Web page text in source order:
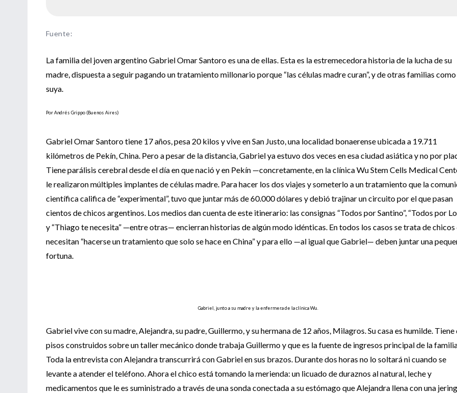
Fuente:
La familia del joven argentino Gabriel Omar Santoro es una de ellas. Esta es la estremecedora historia de la lucha de su
madre, dispuesta a seguir pagando un tratamiento millonario porque “las células madre curan”, y de otras familias
suya.
Por Andrés Grippo (Buenos Aires)
Gabriel Omar Santoro tiene 17 años, pesa 20 kilos y vive en San Justo, una localidad bonaerense ubicada a 19.711
kilómetros de Pekín, China. Pero a pesar de la distancia, Gabriel ya estuvo dos veces en esa ciudad asiática y no por
Tiene parálisis cerebral desde el día en que nació y en Pekín —concretamente, en la clínica Wu Stem Cells Medical
le realizaron múltiples implantes de células madre. Para hacer los dos viajes y someterlo a un tratamiento que la
científica califica de “experimental”, tuvo que juntar más de 60.000 dólares y debió trajinar un circuito por el que pasan
cientos de chicos argentinos. Los medios dan cuenta de este itinerario: las consignas “Todos por Santino”, “Todos por
y “Thiago te necesita” —entre otras— encierran historias de algún modo idénticas. En todos los casos se trata de chicos
necesitan “hacerse un tratamiento que solo se hace en China” y para ello —al igual que Gabriel— deben juntar una
fortuna.
Gabriel, junto a su madre y la enfermera de la clínica Wu.
Gabriel vive con su madre, Alejandra, su padre, Guillermo, y su hermana de 12 años, Milagros. Su casa es humilde. Tiene
pisos construidos sobre un taller mecánico donde trabaja Guillermo y que es la fuente de ingresos principal de la
Toda la entrevista con Alejandra transcurrirá con Gabriel en sus brazos. Durante dos horas no lo soltará ni cuando se
levante a atender el teléfono. Ahora el chico está tomando la merienda: un licuado de duraznos al natural, leche y
medicamentos que le es suministrado a través de una sonda conectada a su estómago que Alejandra llena con una